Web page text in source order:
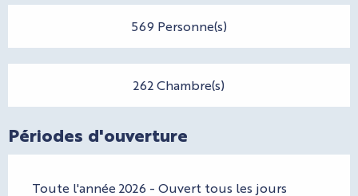
569 Personne(s)
262 Chambre(s)
Périodes d'ouverture
Toute l'année 2026 - Ouvert tous les jours